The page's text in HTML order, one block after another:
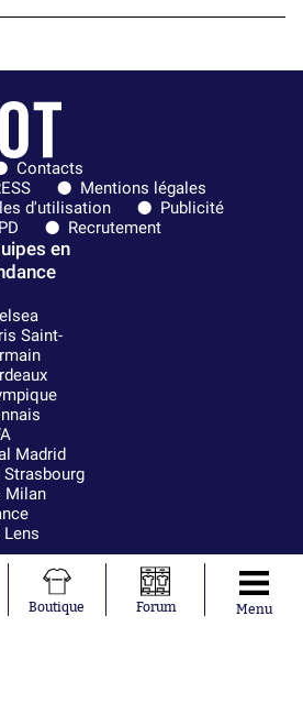
Contacts
Mentions légales
d'utilisation
Publicité
Recrutement
en
Saint-
Madrid
Strasbourg
Milan
Lens
Boutique Forum Menu